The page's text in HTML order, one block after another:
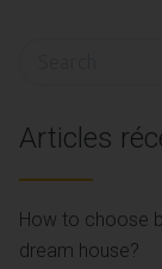
Articles
How to choose
dream house?